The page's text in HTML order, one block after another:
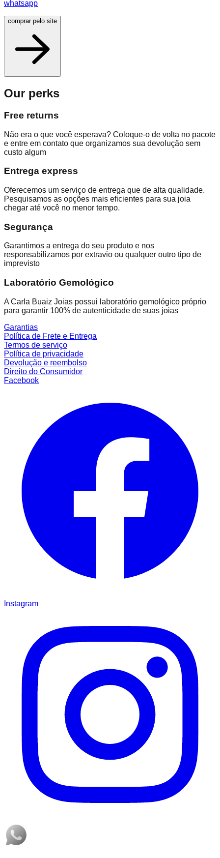
whatsapp
comprar pelo site
Our perks
Free returns
Não era o que você esperava? Coloque-o de volta no pacote
e entre em contato que organizamos sua devolução sem
custo algum
Entrega express
Oferecemos um serviço de entrega que de alta qualidade.
Pesquisamos as opções mais eficientes para sua joia
chegar até você no menor tempo.
Segurança
Garantimos a entrega do seu produto e nos
responsabilizamos por extravio ou qualquer outro tipo de
imprevisto
Laboratório Gemológico
A Carla Buaiz Joias possui laboratório gemológico próprio
para garantir 100% de autenticidade de suas joias
Garantias
Política de Frete e Entrega
Termos de serviço
Política de privacidade
Devolução e reembolso
Direito do Consumidor
Facebook
Instagram